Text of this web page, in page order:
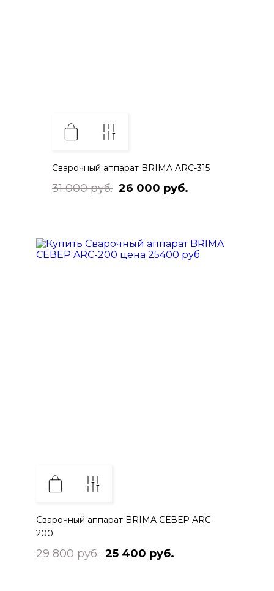
Сварочный аппарат BRIMA ARC-315
31 000 руб. 26 000 руб.
Сварочный аппарат BRIMA СЕВЕР ARC-
200
29 800 руб. 25 400 руб.